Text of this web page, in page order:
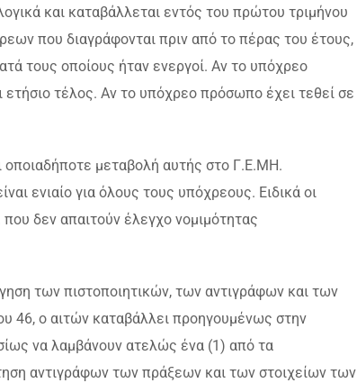
και καταβάλλεται εντός του πρώτου τριμήνου
που διαγράφονται πριν από το πέρας του έτους,
τους οποίους ήταν ενεργοί. Αν το υπόχρεο
τέλος. Αν το υπόχρεο πρόσωπο έχει τεθεί σε
οποιαδήποτε μεταβολή αυτής στο Γ.Ε.ΜΗ.
ενιαίο για όλους τους υπόχρεους. Ειδικά οι
δεν απαιτούν έλεγχο νομιμότητας
των πιστοποιητικών, των αντιγράφων και των
46, ο αιτών καταβάλλει προηγουμένως στην
να λαμβάνουν ατελώς ένα (1) από τα
αντιγράφων των πράξεων και των στοιχείων των